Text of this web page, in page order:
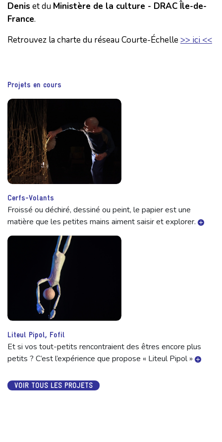
Denis et du Ministère de la culture - DRAC Île-de-
France.
Retrouvez la charte du réseau Courte-Échelle>> ici <<
Projets en cours
Cerfs-Volants
Froissé ou déchiré, dessiné ou peint, le papier est une
matière que les petites mains aiment saisir et explorer.
Liteul Pipol, Fofil
Et si vos tout-petits rencontraient des êtres encore plus
petits ? C’est l’expérience que propose « Liteul Pipol »
VOIR TOUS LES PROJETS